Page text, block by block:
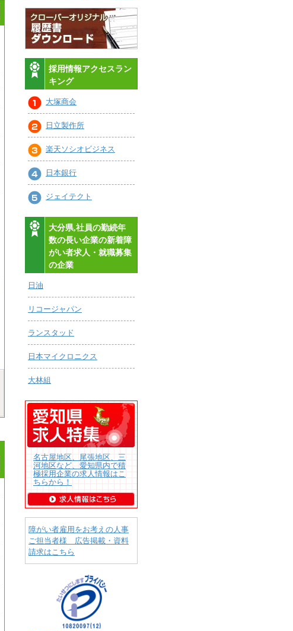
採用情報アクセスラン
キング
大塚商会
日立製作所
楽天ソシオビジネス
日本銀行
ジェイテクト
大分県,社員の勤続年
数の長い企業の新着障
がい者求人・就職募集
の企業
日油
リコージャパン
ランスタッド
日本マイクロニクス
大林組
名古屋地区、尾張地区、三
河地区など、愛知県内で積
極採用企業の求人情報はこ
ちらから！
障がい者雇用をお考えの人事
ご担当者様 広告掲載・資料
請求はこちら